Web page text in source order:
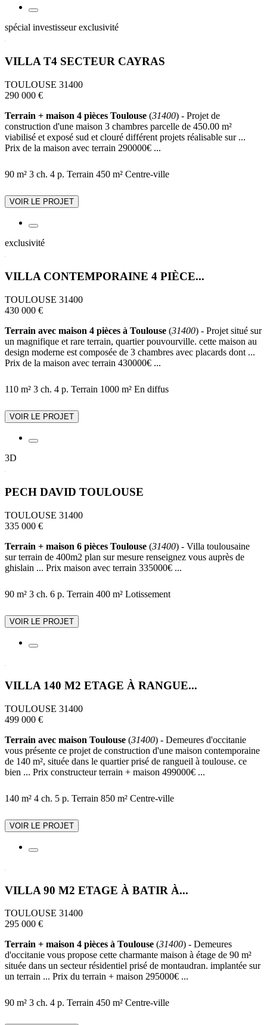
spécial investisseur exclusivité
VILLA T4 SECTEUR CAYRAS
TOULOUSE 31400
290 000 €
Terrain + maison 4 pièces Toulouse (31400) - Projet de
construction d'une maison 3 chambres parcelle de 450.00 m²
viabilisé et exposé sud et clouré différent projets réalisable sur ...
Prix de la maison avec terrain 290000€ ...
90 m² 3 ch. 4 p. Terrain 450 m² Centre-ville
VOIR LE PROJET
exclusivité
VILLA CONTEMPORAINE 4 PIÈCE...
TOULOUSE 31400
430 000 €
Terrain avec maison 4 pièces à Toulouse (31400) - Projet situé sur
un magnifique et rare terrain, quartier pouvourville. cette maison au
design moderne est composée de 3 chambres avec placards dont ...
Prix de la maison avec terrain 430000€ ...
110 m² 3 ch. 4 p. Terrain 1000 m² En diffus
VOIR LE PROJET
3D
PECH DAVID TOULOUSE
TOULOUSE 31400
335 000 €
Terrain + maison 6 pièces Toulouse (31400) - Villa toulousaine
sur terrain de 400m2 plan sur mesure renseignez vous auprès de
ghislain ... Prix maison avec terrain 335000€ ...
90 m² 3 ch. 6 p. Terrain 400 m² Lotissement
VOIR LE PROJET
VILLA 140 M2 ETAGE À RANGUE...
TOULOUSE 31400
499 000 €
Terrain avec maison Toulouse (31400) - Demeures d'occitanie
vous présente ce projet de construction d'une maison contemporaine
de 140 m², située dans le quartier prisé de rangueil à toulouse. ce
bien ... Prix constructeur terrain + maison 499000€ ...
140 m² 4 ch. 5 p. Terrain 850 m² Centre-ville
VOIR LE PROJET
VILLA 90 M2 ETAGE À BATIR À...
TOULOUSE 31400
295 000 €
Terrain + maison 4 pièces à Toulouse (31400) - Demeures
d'occitanie vous propose cette charmante maison à étage de 90 m²
située dans un secteur résidentiel prisé de montaudran. implantée sur
un terrain ... Prix du terrain + maison 295000€ ...
90 m² 3 ch. 4 p. Terrain 450 m² Centre-ville